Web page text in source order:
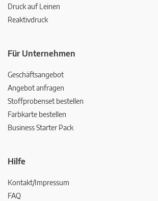
Druck auf Leinen
Reaktivdruck
Für Unternehmen
Geschäftsangebot
Angebot anfragen
Stoffprobenset bestellen
Farbkarte bestellen
Business Starter Pack
Hilfe
Kontakt/Impressum
FAQ